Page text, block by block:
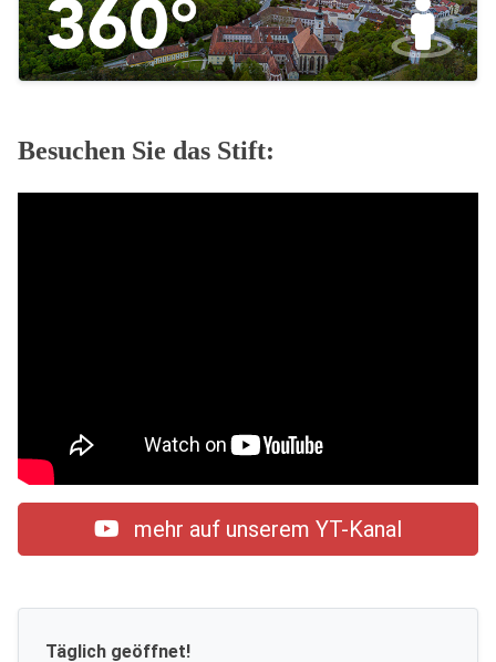
Besuchen Sie das Stift:
mehr auf unserem YT-Kanal
Täglich geöffnet!